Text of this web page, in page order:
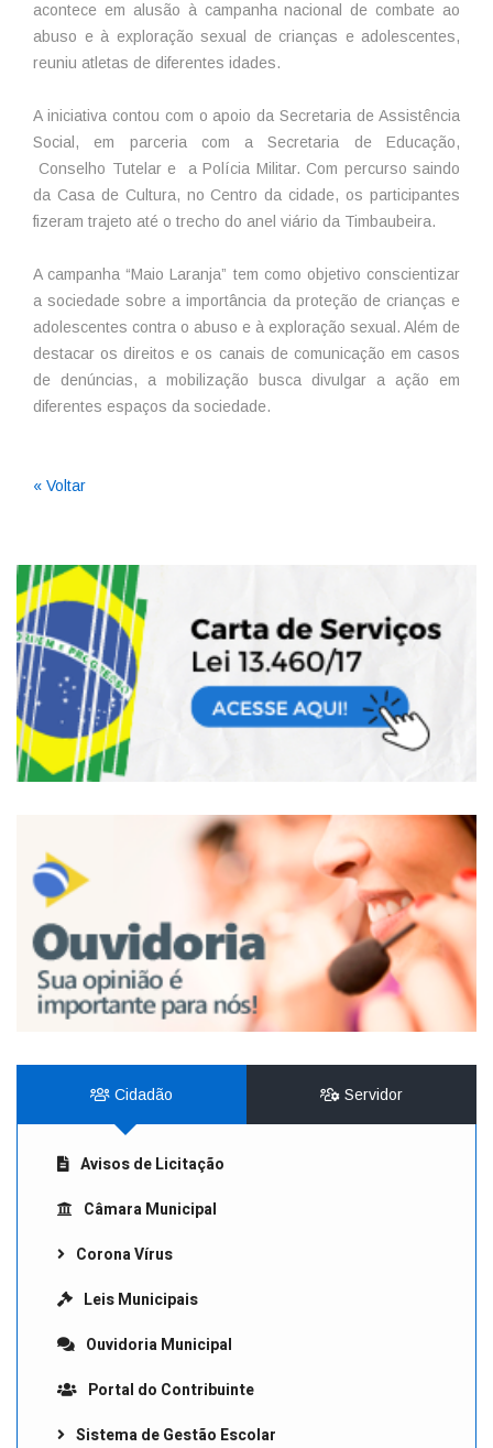
acontece em alusão à campanha nacional de combate ao
abuso e à exploração sexual de crianças e adolescentes,
reuniu atletas de diferentes idades.
A iniciativa contou com o apoio da Secretaria de Assistência
Social, em parceria com a Secretaria de Educação,
Conselho Tutelar e a Polícia Militar. Com percurso saindo
da Casa de Cultura, no Centro da cidade, os participantes
fizeram trajeto até o trecho do anel viário da Timbaubeira.
A campanha “Maio Laranja” tem como objetivo conscientizar
a sociedade sobre a importância da proteção de crianças e
adolescentes contra o abuso e à exploração sexual. Além de
destacar os direitos e os canais de comunicação em casos
de denúncias, a mobilização busca divulgar a ação em
diferentes espaços da sociedade.
« Voltar
Cidadão Servidor
Avisos de Licitação
Câmara Municipal
Corona Vírus
Leis Municipais
Ouvidoria Municipal
Portal do Contribuinte
Sistema de Gestão Escolar